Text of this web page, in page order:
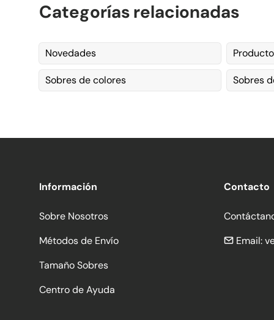
Categorías relacionadas
Novedades
Sobres de colores Sobres
Información
Sobre Nosotros
Métodos de Envío
Tamaño Sobres
Centro de Ayuda
Contacto
Email: